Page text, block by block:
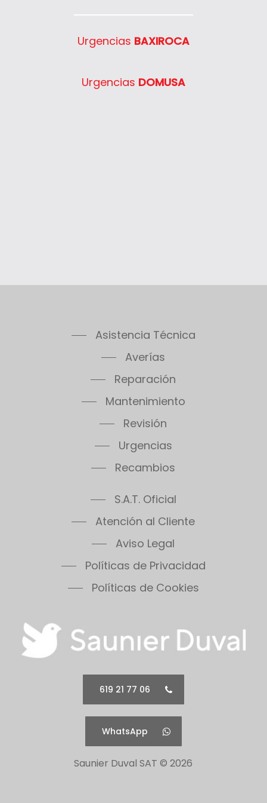
Urgencias BAXIROCA
Urgencias DOMUSA
Asistencia Técnica
Averías
Reparación
Mantenimiento
Revisión
Urgencias
Recambios
S.A.T. Oficial
Atención al Cliente
Aviso Legal
Políticas de Privacidad
Políticas de Cookies
619 21 77 06
WhatsApp
Saunier Duval SAT ©2026